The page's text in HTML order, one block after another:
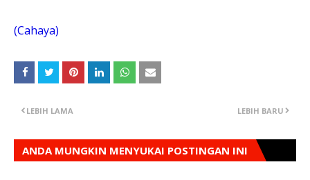
(Cahaya)
LEBIH BARU
LEBIH LAMA
ANDA MUNGKIN MENYUKAI POSTINGAN INI